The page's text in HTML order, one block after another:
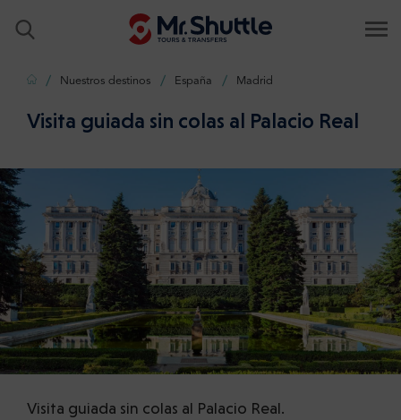
InicioNuestros destinos España Madrid
Visita guiada sin colas al Palacio Real
Visita guiada sin colas al Palacio Real.